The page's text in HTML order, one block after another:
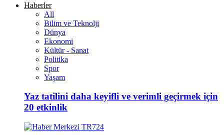
Haberler
All
Bilim ve Teknolji
Dünya
Ekonomi
Kültür - Sanat
Politika
Spor
Yaşam
Yaz tatilini daha keyifli ve verimli geçirmek için
20 etkinlik